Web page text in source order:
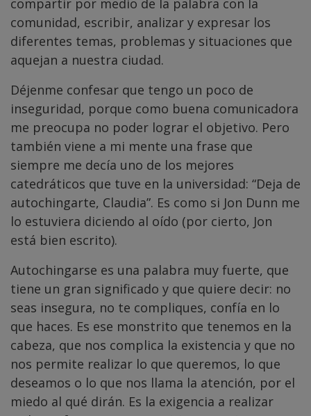
compartir por medio de la palabra con la
comunidad, escribir, analizar y expresar los
diferentes temas, problemas y situaciones que
aquejan a nuestra ciudad.
Déjenme confesar que tengo un poco de
inseguridad, porque como buena comunicadora
me preocupa no poder lograr el objetivo. Pero
también viene a mi mente una frase que
siempre me decía uno de los mejores
catedráticos que tuve en la universidad: “Deja de
autochingarte, Claudia”. Es como si Jon Dunn me
lo estuviera diciendo al oído (por cierto, Jon
está bien escrito).
Autochingarse es una palabra muy fuerte, que
tiene un gran significado y que quiere decir: no
seas insegura, no te compliques, confía en lo
que haces. Es ese monstrito que tenemos en la
cabeza, que nos complica la existencia y que no
nos permite realizar lo que queremos, lo que
deseamos o lo que nos llama la atención, por el
miedo al qué dirán. Es la exigencia a realizar